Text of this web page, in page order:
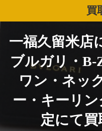
買
一福久留米店
ブルガリ・B-
ワン・ネッ
ー・キーリ
定にて